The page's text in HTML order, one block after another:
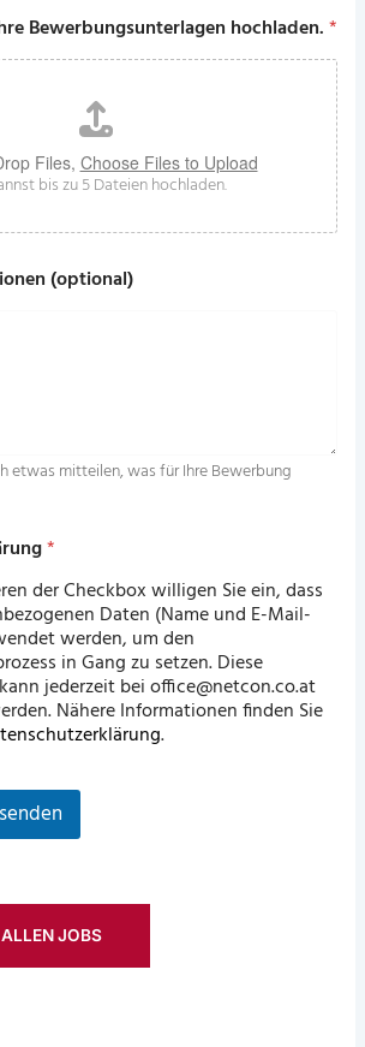
Bewerbungsunterlagen hochladen.*
Files, Choose Files to Upload
bis zu 5 Dateien hochladen.
(optional)
etwas mitteilen, was für Ihre Bewerbung
*
der Checkbox willigen Sie ein, dass
Daten (Name und E-Mail-
werden, um den
in Gang zu setzen. Diese
jederzeit bei office@netcon.co.at
Nähere Informationen finden Sie
.
JOBS